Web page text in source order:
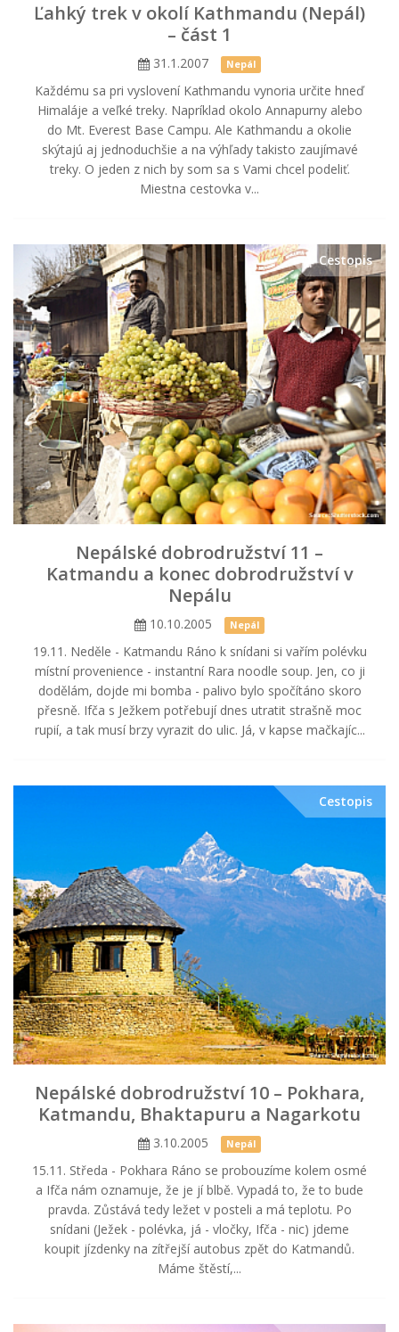
Ľahký trek v okolí Kathmandu (Nepál)
– část 1
31.1.2007 Nepál
Každému sa pri vyslovení Kathmandu vynoria určite hneď
Himaláje a veľké treky. Napríklad okolo Annapurny alebo
do Mt. Everest Base Campu. Ale Kathmandu a okolie
skýtajú aj jednoduchšie a na výhľady takisto zaujímavé
treky. O jeden z nich by som sa s Vami chcel podeliť.
Miestna cestovka v...
Cestopis
Nepálské dobrodružství 11 –
Katmandu a konec dobrodružství v
Nepálu
10.10.2005 Nepál
19.11. Neděle - Katmandu Ráno k snídani si vařím polévku
místní provenience - instantní Rara noodle soup. Jen, co ji
dodělám, dojde mi bomba - palivo bylo spočítáno skoro
přesně. Ifča s Ježkem potřebují dnes utratit strašně moc
rupií, a tak musí brzy vyrazit do ulic. Já, v kapse mačkajíc...
Cestopis
Nepálské dobrodružství 10 – Pokhara,
Katmandu, Bhaktapuru a Nagarkotu
3.10.2005 Nepál
15.11. Středa - Pokhara Ráno se probouzíme kolem osmé
a Ifča nám oznamuje, že je jí blbě. Vypadá to, že to bude
pravda. Zůstává tedy ležet v posteli a má teplotu. Po
snídani (Ježek - polévka, já - vločky, Ifča - nic) jdeme
koupit jízdenky na zítřejší autobus zpět do Katmandů.
Máme štěstí,...